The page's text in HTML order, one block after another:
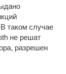
таком случае
не решат
разрешен